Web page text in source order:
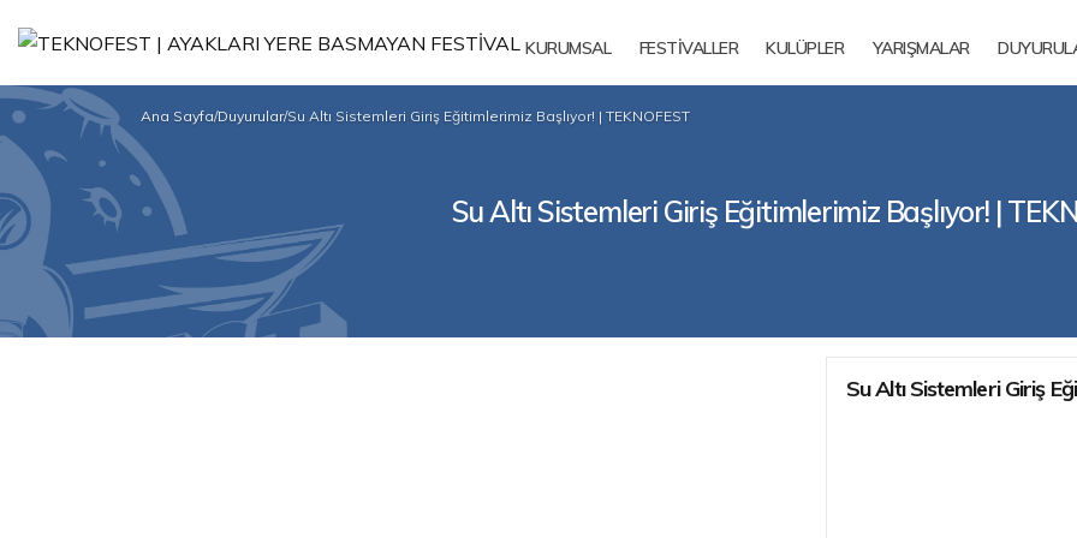
KURUMSAL FESTİVALLER KULÜPLER YARIŞMALAR
Ana Sayfa/Duyurular/Su Altı Sistemleri Giriş Eğitimlerimiz Başlıyor! | TEKNOFEST
Su Altı Sistemleri Giriş Eğitimlerimiz Başlıyor! |
Su Altı Sistemleri Giriş